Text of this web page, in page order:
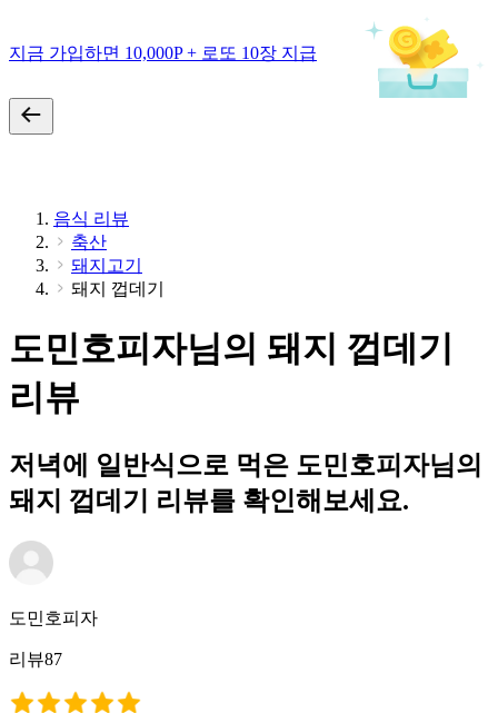
지금 가입하면 10,000P + 로또 10장 지급
음식 리뷰
축산
돼지고기
돼지 껍데기
도민호피자님의 돼지 껍데기
리뷰
저녁에 일반식으로 먹은 도민호피자님의
돼지 껍데기 리뷰를 확인해보세요.
도민호피자
리뷰87